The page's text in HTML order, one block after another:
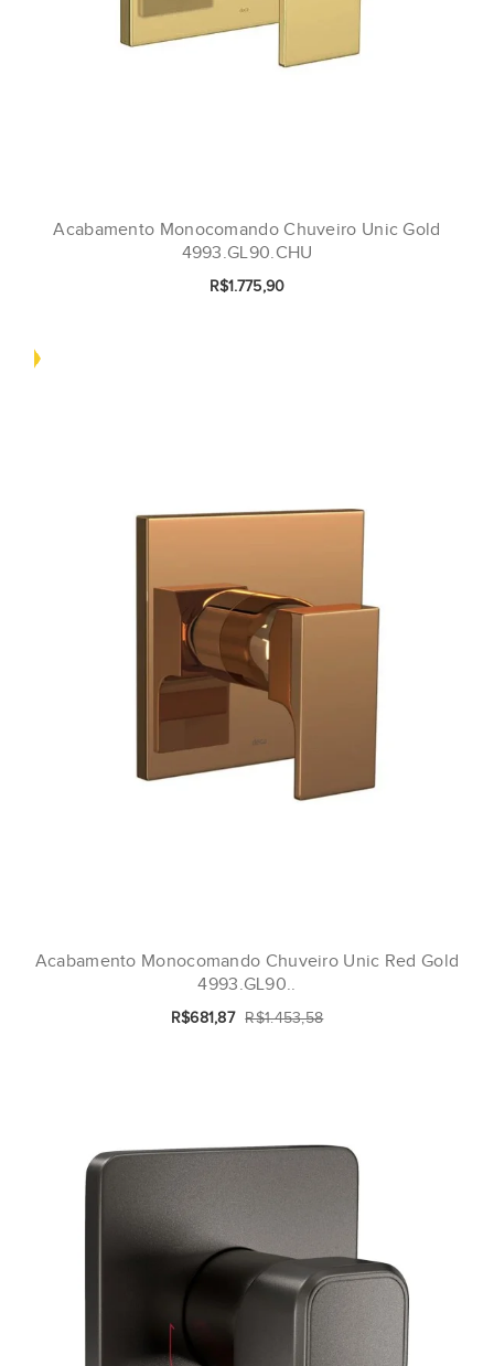
Acabamento Monocomando Chuveiro Unic Gold
4993.GL90.CHU
R$1.775,90
Acabamento Monocomando Chuveiro Unic Red Gold
4993.GL90..
R$681,87 R$1.453,58